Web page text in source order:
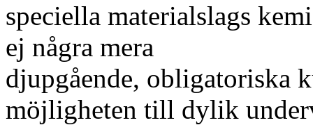
speciella materialslags
ej några mera
djupgående, obligatoriska
möjligheten till dylik